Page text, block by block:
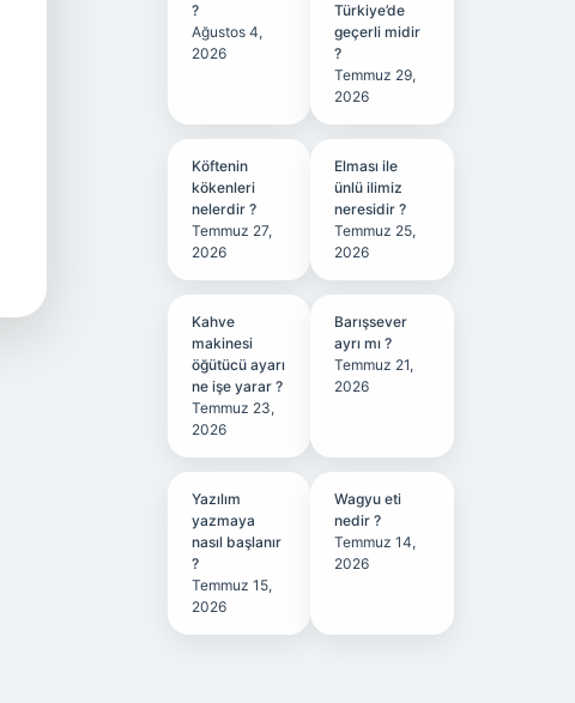
?
Ağustos 4,
2026
Türkiye’de
geçerli midir
?
Temmuz 29,
2026
Köftenin
kökenleri
nelerdir ?
Temmuz 27,
2026
Elması ile
ünlü ilimiz
neresidir ?
Temmuz 25,
2026
Kahve
makinesi
öğütücü ayarı
ne işe yarar ?
Temmuz 23,
2026
Barışsever
ayrı mı ?
Temmuz 21,
2026
Yazılım
yazmaya
nasıl başlanır
?
Temmuz 15,
2026
Wagyu eti
nedir ?
Temmuz 14,
2026